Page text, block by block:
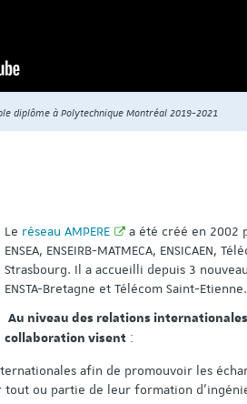
diplôme à Polytechnique Montréal 2019-2021
Le réseau AMPERE
a été créé en 2002
ENSEA, ENSEIRB-MATMECA, ENSICAEN,
Strasbourg. Il a accueilli depuis 3
ENSTA-Bretagne et Télécom Saint-Etienne.
Au niveau des relations
collaboration visent :
afin de promouvoir les
ou partie de leur formation